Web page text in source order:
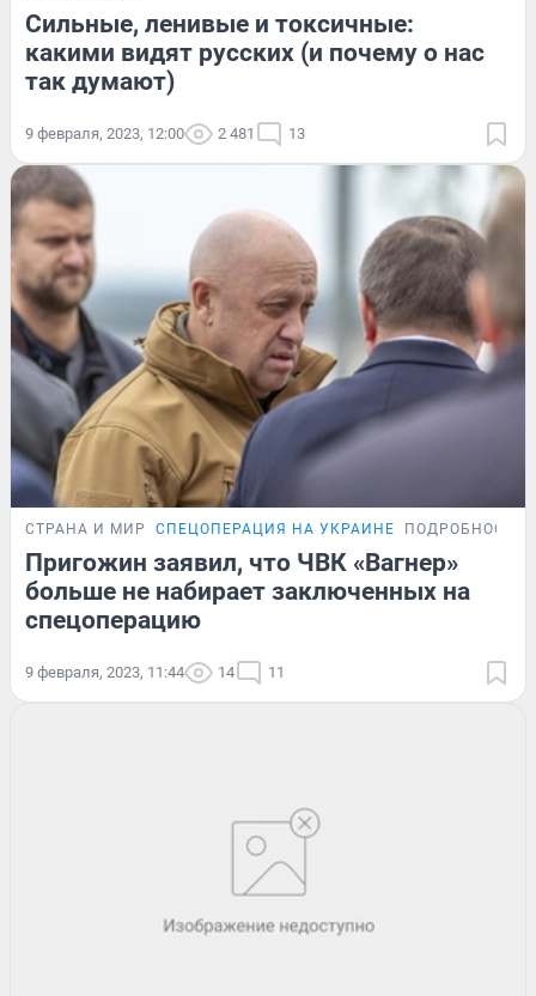
Сильные, ленивые и токсичные:
какими видят русских (и почему о нас
так думают)
9 февраля, 2023, 12:00 2 481 13
СТРАНА И МИР СПЕЦОПЕРАЦИЯ НА УКРАИНЕ ПОДРОБНОСТИ
Пригожин заявил, что ЧВК «Вагнер»
больше не набирает заключенных на
спецоперацию
9 февраля, 2023, 11:44 14 11